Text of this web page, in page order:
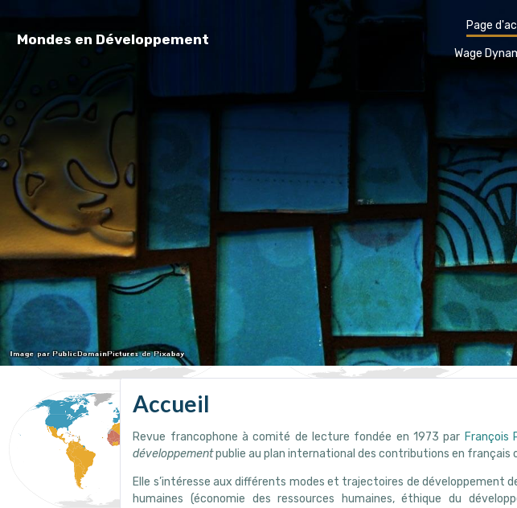
Mondes en Développement
Page
Wage
Accueil
Revue francophone à comité de lecture fondée en 1973 par François
développementpublie au plan international des contributions en français
Elle s’intéresse aux différents modes et trajectoires de développement
humaines (économie des ressources humaines, éthique du